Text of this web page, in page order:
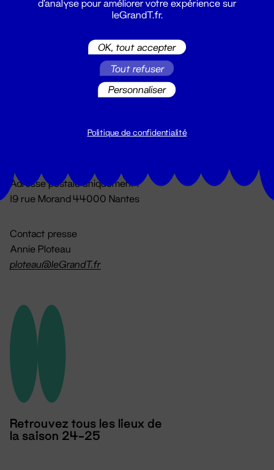
Du lundi au vendredi 14h → 18h
Adresse postale uniquement :
19 rue Morand 44000 Nantes
Contact presse
Annie Ploteau
ploteau@leGrandT.fr
Retrouvez tous les lieux de
la saison 24-25
d'analyse pour améliorer votre expérience sur
leGrandT.fr.
OK, tout accepter
Tout refuser
Personnaliser
Politique de confidentialité